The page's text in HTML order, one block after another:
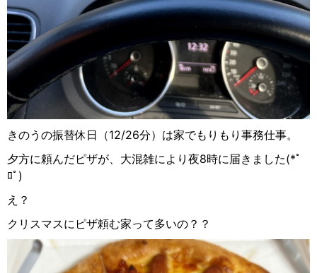
きのうの振替休日（12/26分）は家でもりもり事務仕事。
夕方に頼んだピザが、大混雑により夜8時に届きました(*ﾟ
ﾛﾟ )
え？
クリスマスにピザ頼む家って多いの？？